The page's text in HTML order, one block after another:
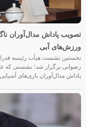
تصویب پاداش مدال‌آوران
ورزش‌های آبی
نخستین نشست هیأت رئیسه
رضوانی برگزار شد؛ نشستی که
پاداش مدال‌آوران بازی‌های آسیایی